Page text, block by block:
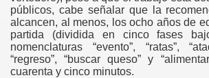
públicos, cabe señalar que la
alcancen, al menos, los ocho años de
partida (dividida en cinco fases
nomenclaturas “evento”, “ratas”,
“regreso”, “buscar queso” y
cuarenta y cinco minutos.